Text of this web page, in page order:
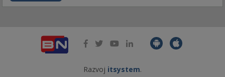
Razvoj itsystem.